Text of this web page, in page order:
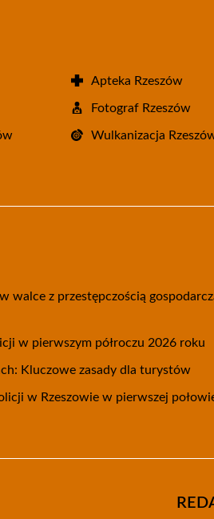
Apteka Rzeszów
Fotograf Rzeszów
Wulkanizacja
walce z przestępczością
w pierwszym półroczu 2026 roku
Kluczowe zasady dla turystów
w Rzeszowie w pierwszej